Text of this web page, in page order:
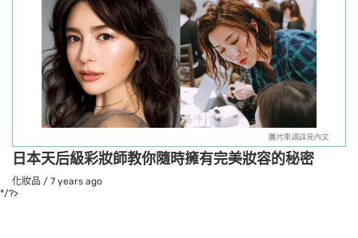
日本天后級彩妝師教你隨時擁有完美妝容的秘密
化妝品 / 7 years ago
*/?>